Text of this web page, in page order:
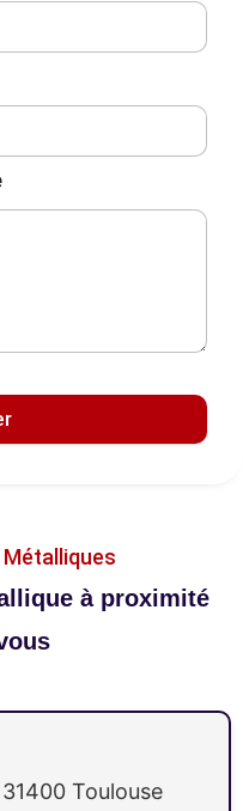
Métalliques
à proximité
31400 Toulouse